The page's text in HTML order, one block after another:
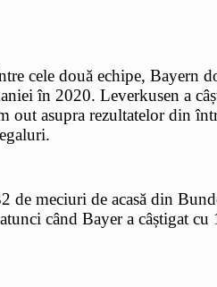
cele două echipe,
în 2020. Leverkusen a
out asupra rezultatelor din
de meciuri de acasă din
când Bayer a câștigat